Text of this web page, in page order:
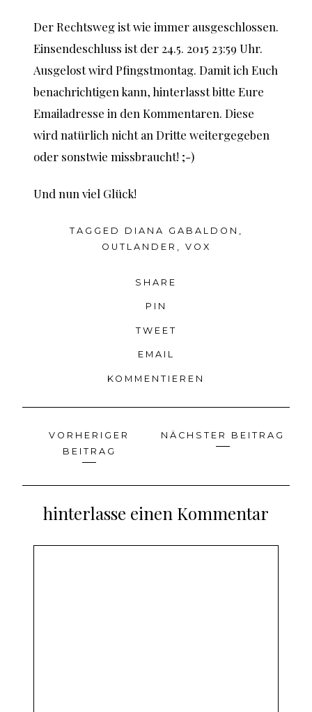
Der Rechtsweg ist wie immer ausgeschlossen.
Einsendeschluss ist der 24.5. 2015 23:59 Uhr.
Ausgelost wird Pfingstmontag. Damit ich Euch
benachrichtigen kann, hinterlasst bitte Eure
Emailadresse in den Kommentaren. Diese
wird natürlich nicht an Dritte weitergegeben
oder sonstwie missbraucht! ;-)
Und nun viel Glück!
TAGGED DIANA GABALDON
OUTLANDER
VOX
SHARE
PIN
TWEET
EMAIL
KOMMENTIEREN
Beitragsnavigation
VORHERIGER
BEITRAG
NÄCHSTER BEITRAG
hinterlasse einen Kommentar